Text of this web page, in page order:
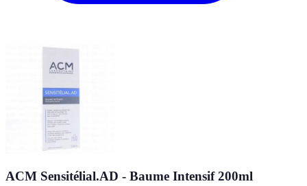
ACM Sensitélial.AD - Baume Intensif 200ml